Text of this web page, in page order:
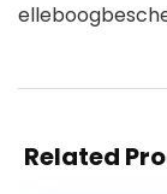
Related